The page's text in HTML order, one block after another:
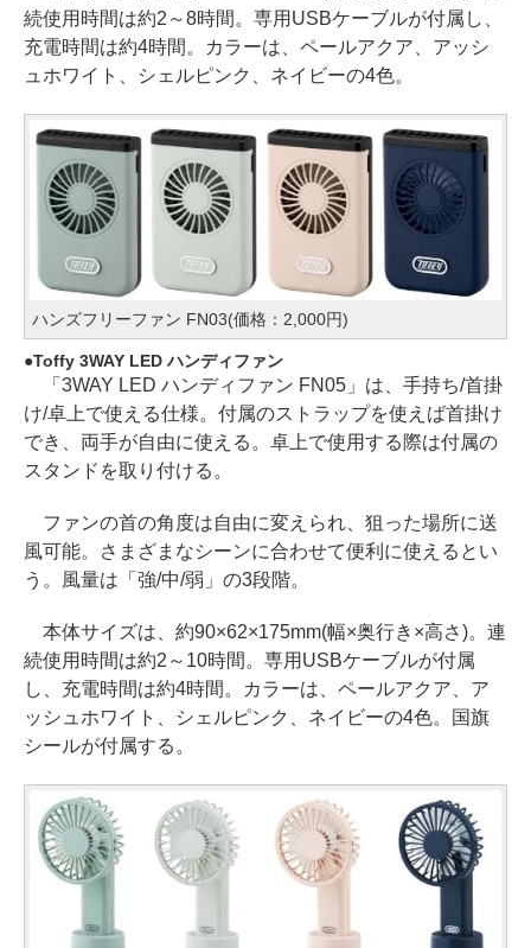
続使用時間は約2～8時間。専用USBケーブルが付属し、
充電時間は約4時間。カラーは、ペールアクア、アッシ
ュホワイト、シェルピンク、ネイビーの4色。
ハンズフリーファン FN03(価格：2,000円)
Toffy 3WAY LED ハンディファン
「3WAY LED ハンディファン FN05」は、手持ち/首掛
け/卓上で使える仕様。付属のストラップを使えば首掛け
でき、両手が自由に使える。卓上で使用する際は付属の
スタンドを取り付ける。
ファンの首の角度は自由に変えられ、狙った場所に送
風可能。さまざまなシーンに合わせて便利に使えるとい
う。風量は「強/中/弱」の3段階。
本体サイズは、約90×62×175mm(幅×奥行き×高さ)。連
続使用時間は約2～10時間。専用USBケーブルが付属
し、充電時間は約4時間。カラーは、ペールアクア、ア
ッシュホワイト、シェルピンク、ネイビーの4色。国旗
シールが付属する。